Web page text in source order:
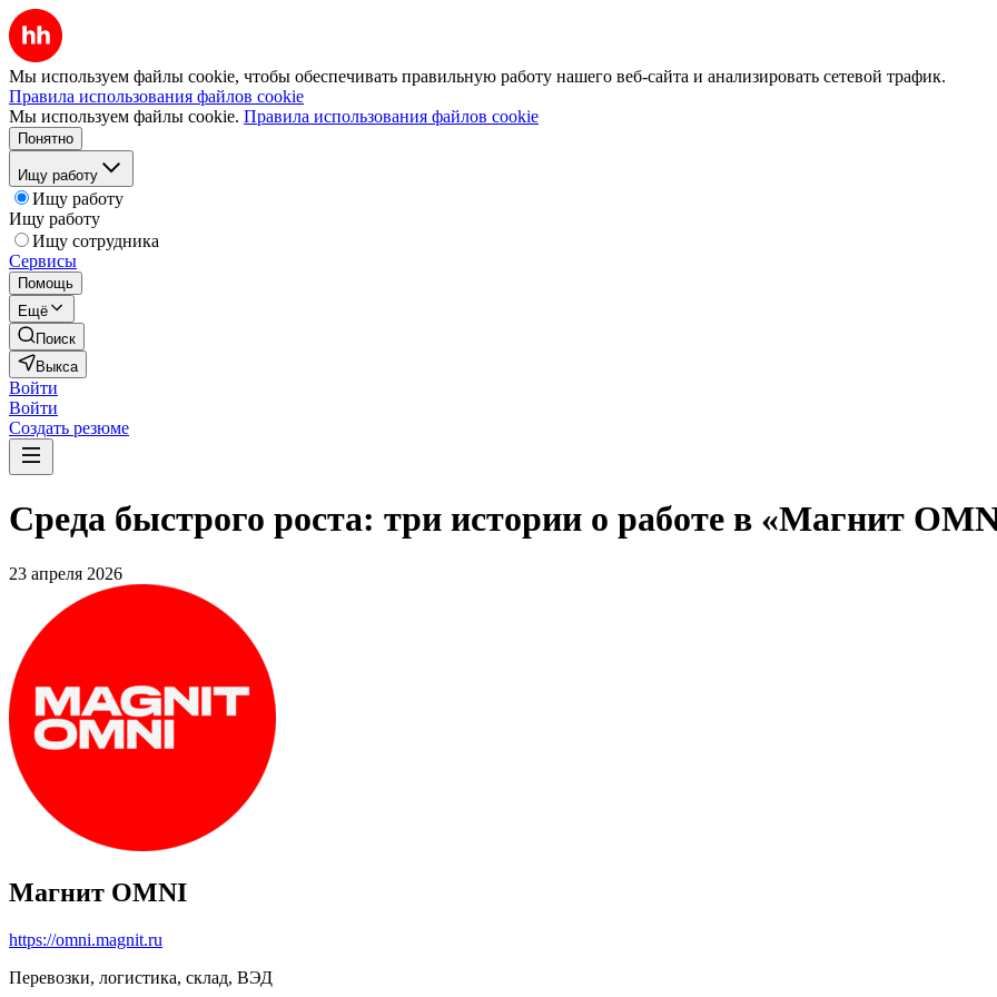
Мы используем файлы cookie, чтобы обеспечивать правильную работу нашего веб-сайта и анализировать сетевой трафик.
Правила использования файлов cookie
Мы используем файлы cookie. Правила использования файлов cookie
Понятно
Ищу работу
Ищу работу
Ищу работу
Ищу сотрудника
Сервисы
Помощь
Ещё
Поиск
Выкса
Войти
Войти
Создать резюме
Среда быстрого роста: три истории о работе в «Магнит
23 апреля 2026
Магнит OMNI
https://omni.magnit.ru
Перевозки, логистика, склад, ВЭД